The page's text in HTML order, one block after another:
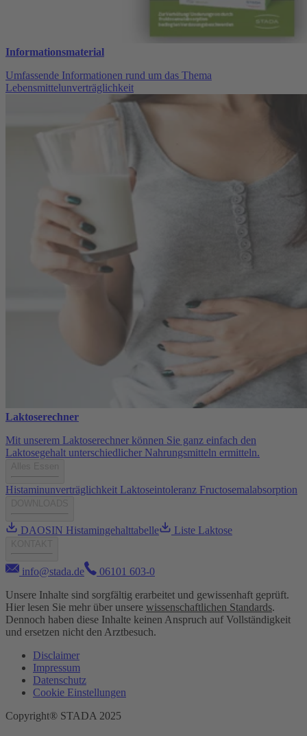
Informationsmaterial
Umfassende Informationen rund um das Thema
Lebensmittelunverträglichkeit
Laktoserechner
Mit unserem Laktoserechner können Sie ganz einfach den
Laktosegehalt unterschiedlicher Nahrungsmitteln ermitteln.
Histaminunverträglichkeit Laktoseintoleranz Fructosemalabsorption
DAOSIN Histamingehalttabelle Liste Laktose
info@stada.de
06101 603-0
Unsere Inhalte sind sorgfältig erarbeitet und gewissenhaft geprüft.
Hier lesen Sie mehr über unsere wissenschaftlichen Standards.
Dennoch haben diese Inhalte keinen Anspruch auf Vollständigkeit
und ersetzen nicht den Arztbesuch.
Disclaimer
Impressum
Datenschutz
Cookie Einstellungen
Copyright® STADA 2025